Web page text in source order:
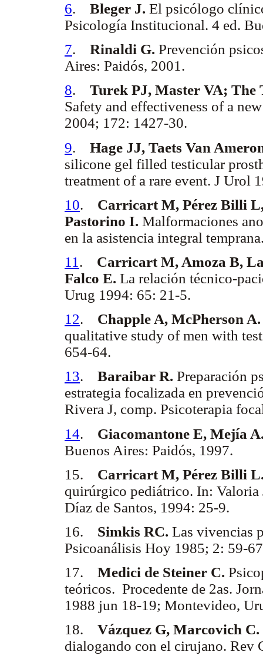
6. Bleger J. El psicólogo
Psicología Institucional. 4 ed.
7. Rinaldi G. Prevención
Aires: Paidós, 2001.
8. Turek PJ, Master VA; The
Safety and effectiveness of a
2004; 172: 1427-30.
9. Hage JJ, Taets Van
silicone gel filled testicular
treatment of a rare event. J Urol
10. Carricart M, Pérez Billi
Pastorino I. Malformaciones
en la asistencia integral
11 . Carricart M, Amoza B,
Falco E. La relación técnico-
Urug 1994: 65: 21-5.
12. Chapple A, McPherson
qualitative study of men with
654-64.
13. Baraibar R. Preparación
estrategia focalizada en
Rivera J, comp. Psicoterapia
14. Giacomantone E, Mejía
Buenos Aires: Paidós, 1997.
15. Carricart M, Pérez Billi
quirúrgico pediátrico. In:
Díaz de Santos, 1994: 25-9.
16. Simkis RC. Las vivencias
Psicoanálisis Hoy 1985; 2: 59-
17. Medici de Steiner C.
teóricos. Procedente de 2as.
1988 jun 18-19; Montevideo,
18. Vázquez G, Marcovich C.
dialogando con el cirujano.